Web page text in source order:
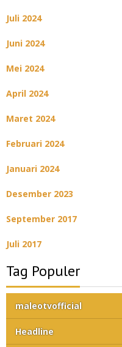
Juli 2024
Juni 2024
Mei 2024
April 2024
Maret 2024
Februari 2024
Januari 2024
Desember 2023
September 2017
Juli 2017
Tag Populer
maleotvofficial
Headline